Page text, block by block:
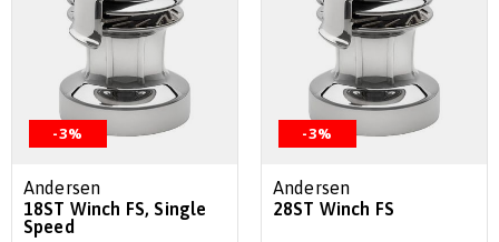
-3%
Andersen
18ST Winch FS, Single
Speed
-3%
Andersen
28ST Winch FS